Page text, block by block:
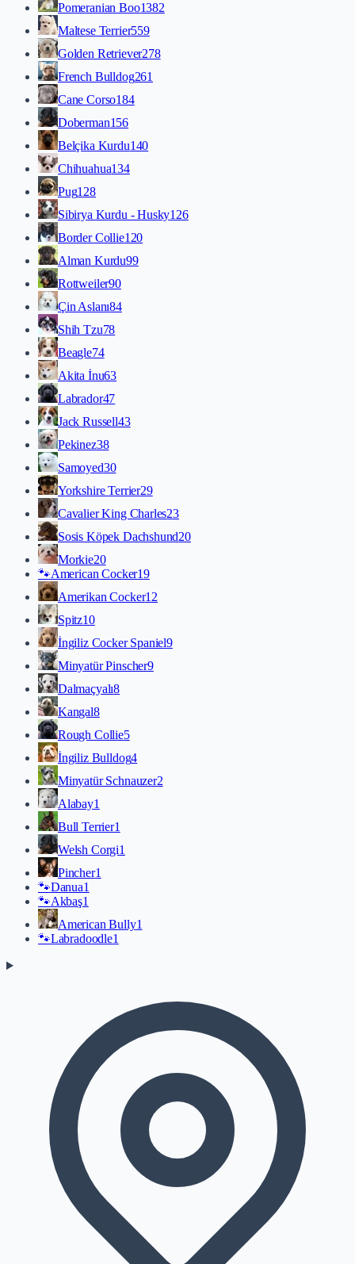
Pomeranian Boo1382
Maltese Terrier559
Golden Retriever278
French Bulldog261
Cane Corso184
Doberman156
Belçika Kurdu140
Chihuahua134
Pug128
Sibirya Kurdu - Husky126
Border Collie120
Alman Kurdu99
Rottweiler90
Çin Aslanı84
Shih Tzu78
Beagle74
Akita İnu63
Labrador47
Jack Russell43
Pekinez38
Samoyed30
Yorkshire Terrier29
Cavalier King Charles23
Sosis Köpek Dachshund20
Morkie20
🐾American Cocker19
Amerikan Cocker12
Spitz10
İngiliz Cocker Spaniel9
Minyatür Pinscher9
Dalmaçyalı8
Kangal8
Rough Collie5
İngiliz Bulldog4
Minyatür Schnauzer2
Alabay1
Bull Terrier1
Welsh Corgi1
Pincher1
🐾Danua1
🐾Akbaş1
American Bully1
🐾Labradoodle1